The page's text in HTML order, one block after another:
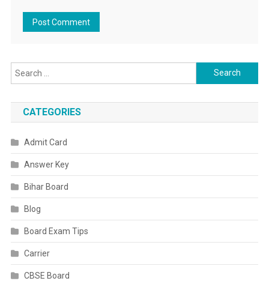
Search
for:
CATEGORIES
Admit Card
Answer Key
Bihar Board
Blog
Board Exam Tips
Carrier
CBSE Board